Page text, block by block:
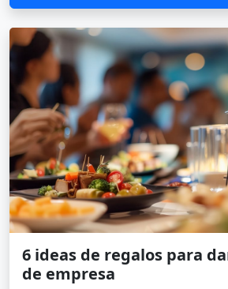
6 ideas de regalos para
de empresa